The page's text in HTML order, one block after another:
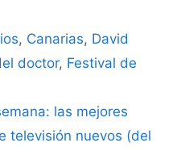
, Canarias, David
doctor, Festival de
las mejores
televisión nuevos (del